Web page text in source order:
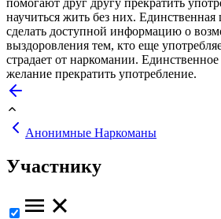
научиться жить без них.
сделать доступной информацию о
выздоровления тем, кто еще
страдает от наркомании.
желание прекратить употребление.
Анонимные Наркоманы
Участнику